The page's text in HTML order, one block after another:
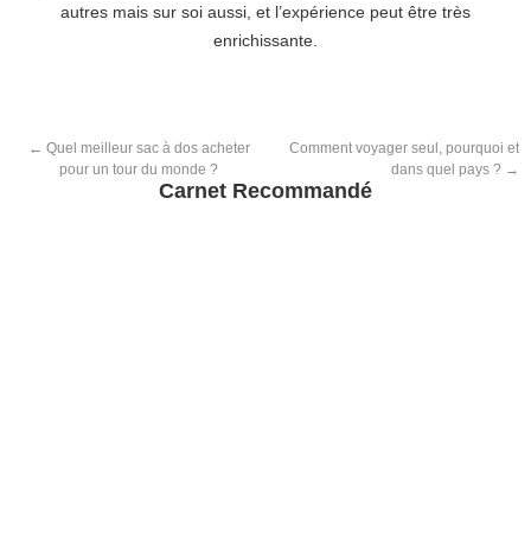
autres mais sur soi aussi, et l’expérience peut être très
enrichissante.
← Quel meilleur sac à dos acheter
pour un tour du monde ?
Comment voyager seul, pourquoi et
dans quel pays ? →
Carnet Recommandé